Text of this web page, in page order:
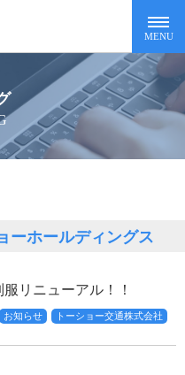
ーホールディングス
リニューアル！！
お知らせ トーショー交通株式会社